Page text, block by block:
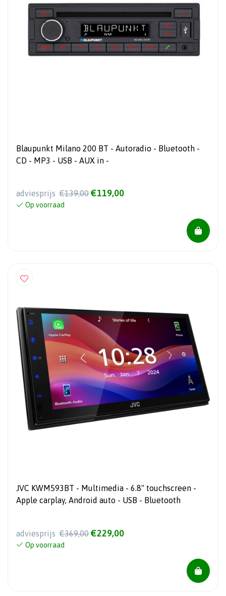
Blaupunkt Milano 200 BT - Autoradio - Bluetooth -
CD - MP3 - USB - AUX in -
adviesprijs €139,00 €119,00
Op voorraad
JVC KWM593BT - Multimedia - 6.8" touchscreen -
Apple carplay, Android auto - USB - Bluetooth
adviesprijs €369,00 €229,00
Op voorraad